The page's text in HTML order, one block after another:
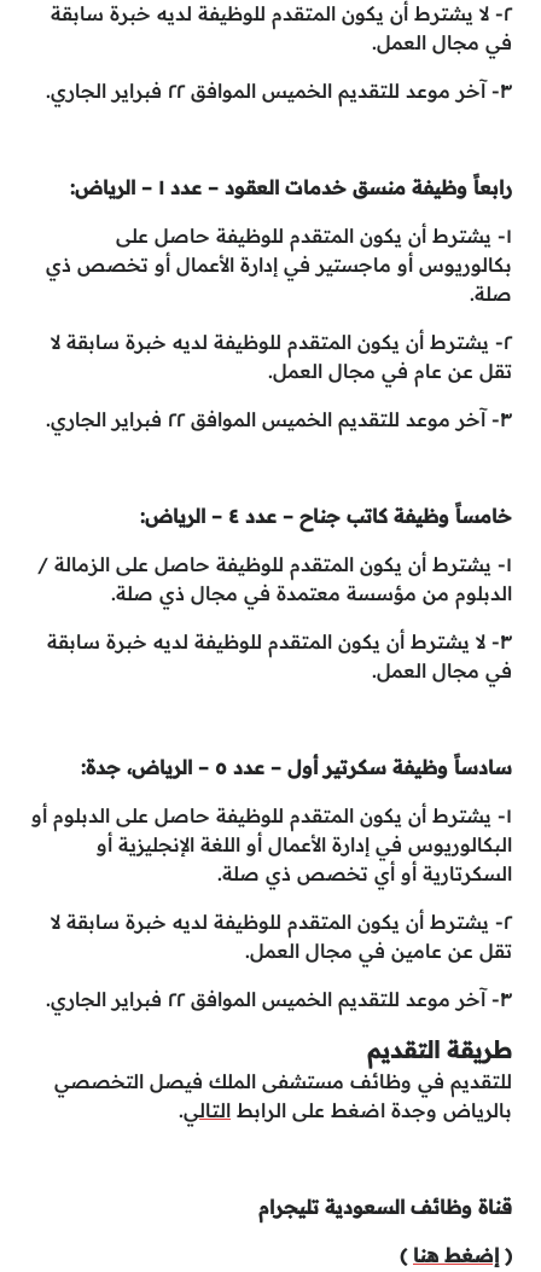
٢- لا يشترط أن يكون المتقدم للوظيفة لديه خبرة سابقة
في مجال العمل.
٣- آخر موعد للتقديم الخميس الموافق ٢٢ فبراير الجاري.
رابعاً وظيفة منسق خدمات العقود – عدد ١ – الرياض:
١- يشترط أن يكون المتقدم للوظيفة حاصل على
بكالوريوس أو ماجستير في إدارة الأعمال أو تخصص ذي
صلة.
٢- يشترط أن يكون المتقدم للوظيفة لديه خبرة سابقة لا
تقل عن عام في مجال العمل.
٣- آخر موعد للتقديم الخميس الموافق ٢٢ فبراير الجاري.
خامساً وظيفة كاتب جناح – عدد ٤ – الرياض:
١- يشترط أن يكون المتقدم للوظيفة حاصل على الزمالة /
الدبلوم من مؤسسة معتمدة في مجال ذي صلة.
٣- لا يشترط أن يكون المتقدم للوظيفة لديه خبرة سابقة
في مجال العمل.
سادساً وظيفة سكرتير أول – عدد ٥ – الرياض، جدة:
١- يشترط أن يكون المتقدم للوظيفة حاصل على الدبلوم أو
البكالوريوس في إدارة الأعمال أو اللغة الإنجليزية أو
السكرتارية أو أي تخصص ذي صلة.
٢- يشترط أن يكون المتقدم للوظيفة لديه خبرة سابقة لا
تقل عن عامين في مجال العمل.
٣- آخر موعد للتقديم الخميس الموافق ٢٢ فبراير الجاري.
طريقة التقديم
للتقديم في وظائف مستشفى الملك فيصل التخصصي
بالرياض وجدة اضغط على الرابط التالي.
قناة وظائف السعودية تليجرام
( إضغط هنا )